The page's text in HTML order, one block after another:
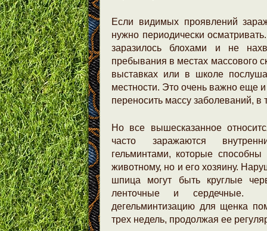
Если видимых проявлений
нужно периодически
заразилось блохами и не
пребывания в местах массового
выставках или в школе
местности. Это очень важно еще
переносить массу заболеваний,
Но все вышесказанное
часто заражаются
гельминтами, которые
животному, но и его хозяину.
шпица могут быть круглые
ленточные и сердечные.
дегельминтизацию для щенка
трех недель, продолжая ее